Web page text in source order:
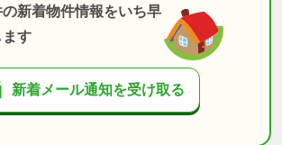
新着物件情報をいち早
ます
新着メール通知を受け取る